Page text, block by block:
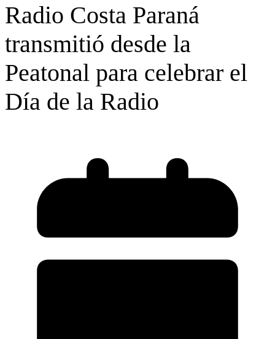
Radio Costa Paraná
transmitió desde la
Peatonal para celebrar el
Día de la Radio